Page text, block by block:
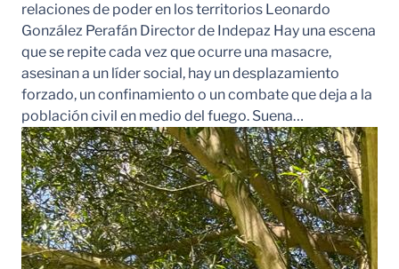
relaciones de poder en los territorios Leonardo
González Perafán Director de Indepaz Hay una escena
que se repite cada vez que ocurre una masacre,
asesinan a un líder social, hay un desplazamiento
forzado, un confinamiento o un combate que deja a la
población civil en medio del fuego. Suena…